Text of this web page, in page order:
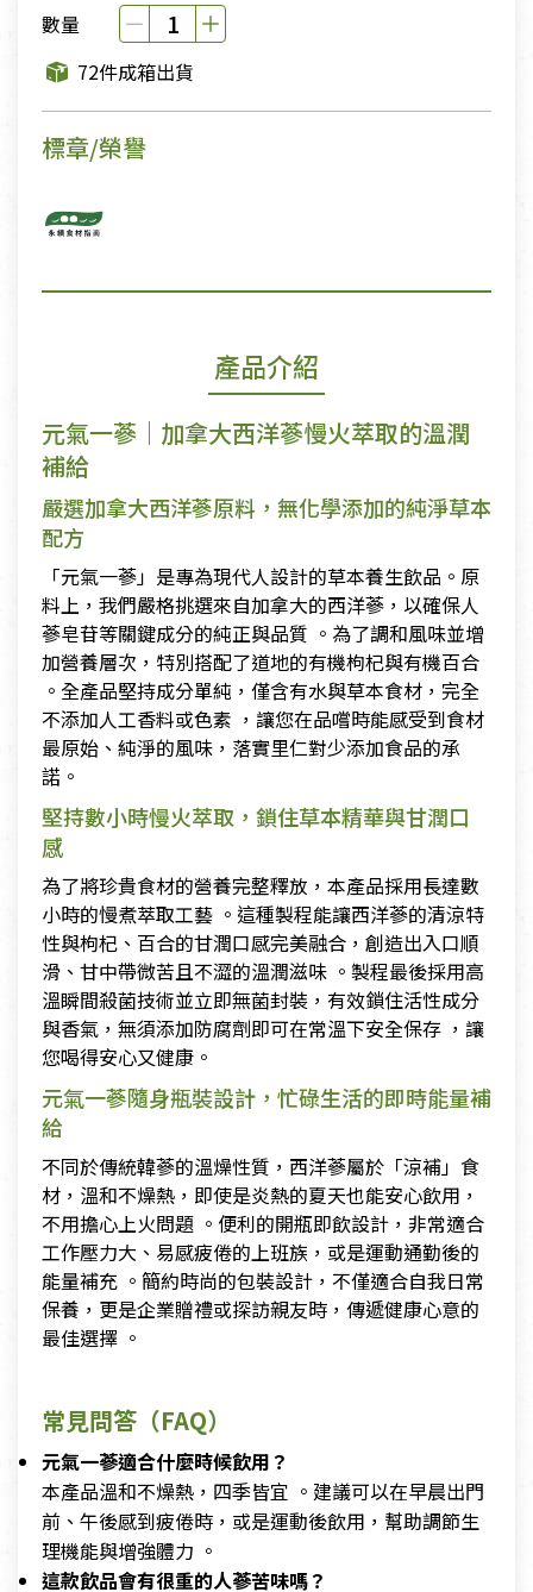
數量
72件成箱出貨
標章/榮譽
產品介紹
元氣一蔘｜加拿大西洋蔘慢火萃取的溫潤
補給
嚴選加拿大西洋蔘原料，無化學添加的純淨草本
配方
「元氣一蔘」是專為現代人設計的草本養生飲品。原
料上，我們嚴格挑選來自加拿大的西洋蔘，以確保人
蔘皂苷等關鍵成分的純正與品質 。為了調和風味並增
加營養層次，特別搭配了道地的有機枸杞與有機百合
。全產品堅持成分單純，僅含有水與草本食材，完全
不添加人工香料或色素 ，讓您在品嚐時能感受到食材
最原始、純淨的風味，落實里仁對少添加食品的承
諾。
堅持數小時慢火萃取，鎖住草本精華與甘潤口
感
為了將珍貴食材的營養完整釋放，本產品採用長達數
小時的慢煮萃取工藝 。這種製程能讓西洋蔘的清涼特
性與枸杞、百合的甘潤口感完美融合，創造出入口順
滑、甘中帶微苦且不澀的溫潤滋味 。製程最後採用高
溫瞬間殺菌技術並立即無菌封裝，有效鎖住活性成分
與香氣，無須添加防腐劑即可在常溫下安全保存 ，讓
您喝得安心又健康。
元氣一蔘隨身瓶裝設計，忙碌生活的即時能量補
給
不同於傳統韓蔘的溫燥性質，西洋蔘屬於「涼補」食
材，溫和不燥熱，即使是炎熱的夏天也能安心飲用，
不用擔心上火問題 。便利的開瓶即飲設計，非常適合
工作壓力大、易感疲倦的上班族，或是運動通勤後的
能量補充 。簡約時尚的包裝設計，不僅適合自我日常
保養，更是企業贈禮或探訪親友時，傳遞健康心意的
最佳選擇 。
常見問答（FAQ）
元氣一蔘適合什麼時候飲用？
本產品溫和不燥熱，四季皆宜 。建議可以在早晨出門
前、午後感到疲倦時，或是運動後飲用，幫助調節生
理機能與增強體力 。
這款飲品會有很重的人蔘苦味嗎？